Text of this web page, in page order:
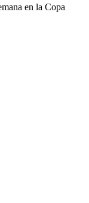
en la Copa